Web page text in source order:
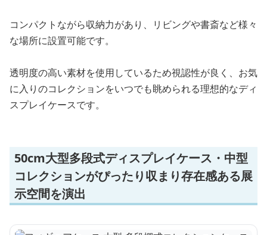
コンパクトながら収納力があり、リビングや書斎など様々
な場所に設置可能です。
透明度の高い素材を使用しているため視認性が良く、お気
に入りのコレクションをいつでも眺められる理想的なディ
スプレイケースです。
50cm大型多段式ディスプレイケース・中型
コレクションがぴったり収まり存在感ある展
示空間を演出